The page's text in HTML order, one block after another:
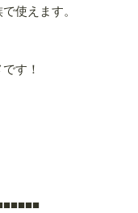
使えます。
す！
■■■■■